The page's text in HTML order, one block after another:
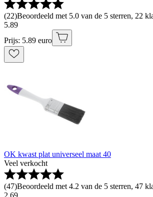
(22)Beoordeeld met 5.0 van de 5 sterren, 22
5.89
Prijs: 5.89 euro
OK kwast plat universeel maat 40
Veel verkocht
(47)Beoordeeld met 4.2 van de 5 sterren, 47
2.69